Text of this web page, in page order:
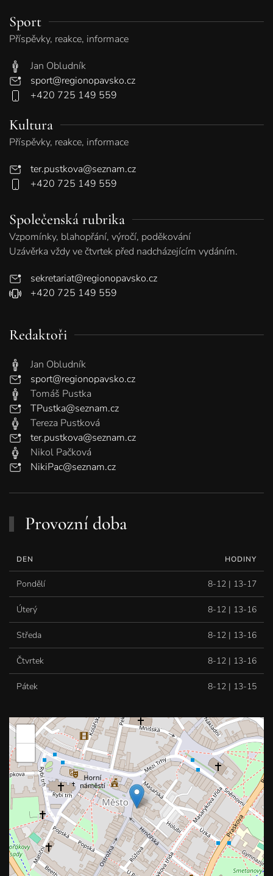
Sport
Příspěvky, reakce, informace
Jan Obludník
sport@regionopavsko.cz
+420 725 149 559
Kultura
Příspěvky, reakce, informace
ter.pustkova@seznam.cz
+420 725 149 559
Společenská rubrika
Vzpomínky, blahopřání, výročí, poděkování
Uzávěrka vždy ve čtvrtek před nadcházejícím vydáním.
sekretariat@regionopavsko.cz
+420 725 149 559
Redaktoři
Jan Obludník
sport@regionopavsko.cz
Tomáš Pustka
TPustka@seznam.cz
Tereza Pustková
ter.pustkova@seznam.cz
Nikol Pačková
NikiPac@seznam.cz
Provozní doba
DEN HODINY
Pondělí 8-12 | 13-17
Úterý 8-12 | 13-16
Středa 8-12 | 13-16
Čtvrtek 8-12 | 13-16
Pátek 8-12 | 13-15